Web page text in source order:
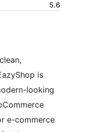
5.6
is
looking
e-commerce